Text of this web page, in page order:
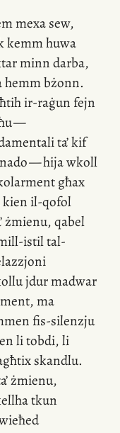
mexa sew,
kemm huwa
minn darba,
bżonn.
ir-raġun fejn
—
ta’ kif
— hija wkoll
għax
il-qofol
żmienu, qabel
istiltal-
jdur madwar
ma
fis-silenzju
li tobdi, li
skandlu.
żmienu,
tkun